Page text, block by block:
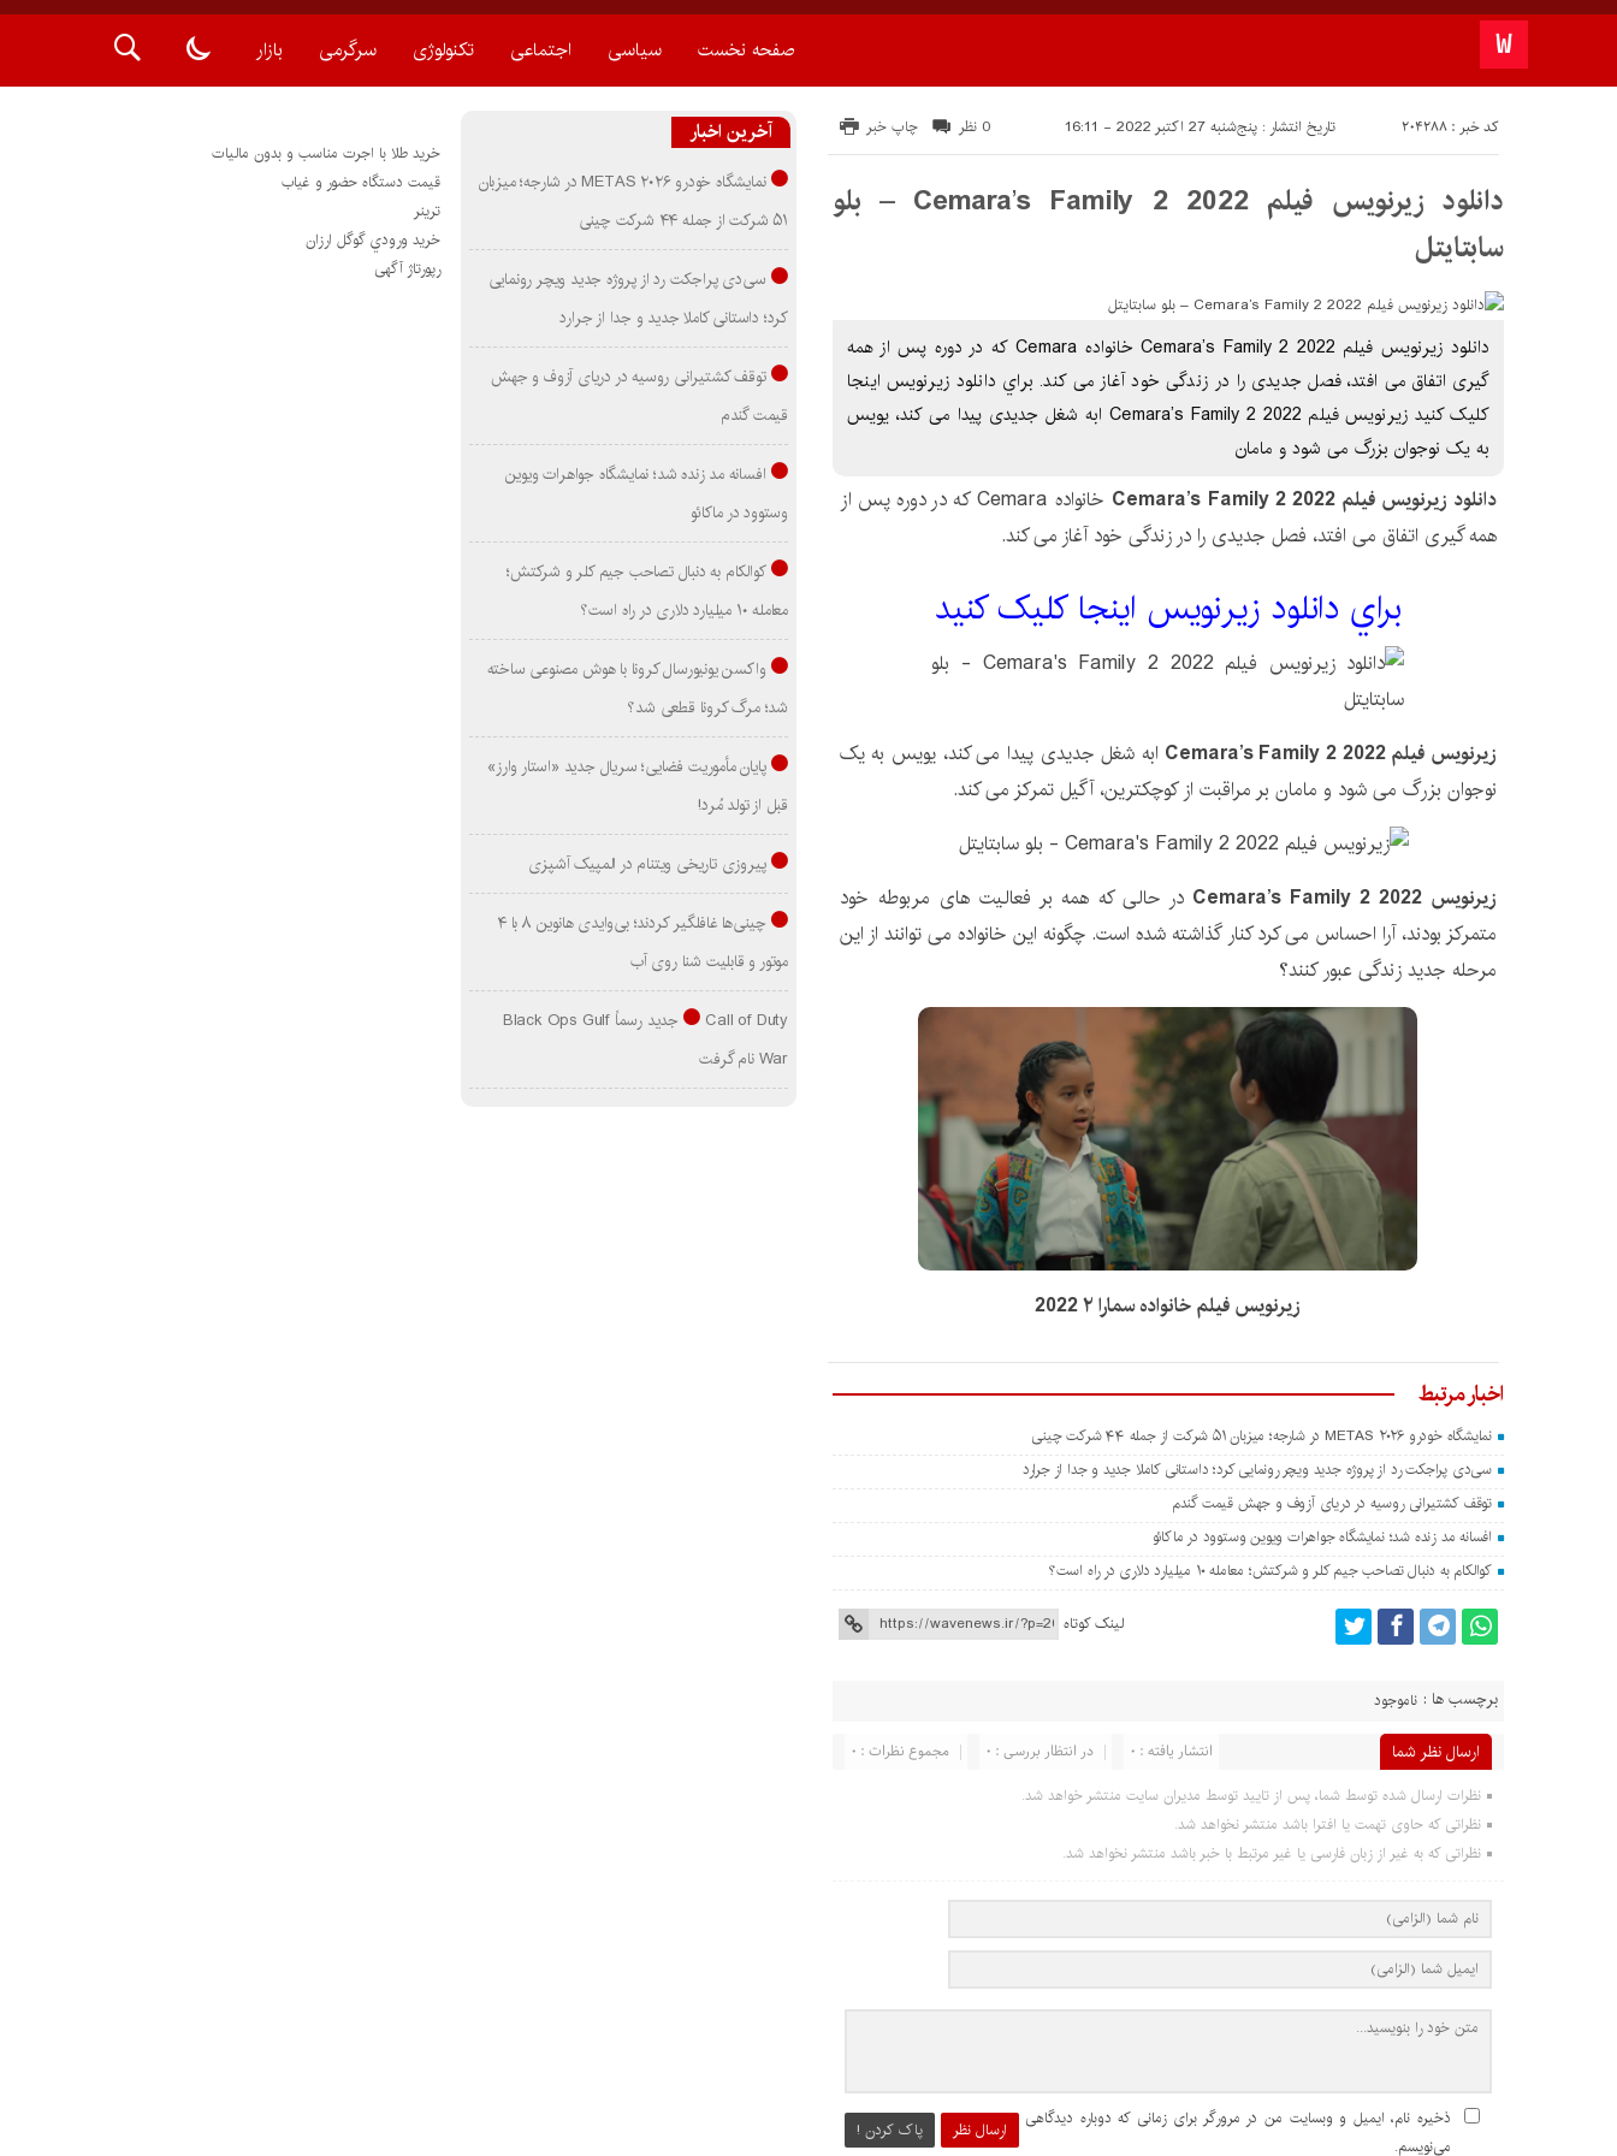
صفحه نخست سیاسی اجتماعی تکنولوژی سرگرمی بازار
تاریخ انتشار : پنج‌شنبه 27 اکتبر 2022 - 16:11 کد خبر : 204288 چاپ خبر 0 نظر
دانلود زیرنویس فیلم Cemara’s Family 2 2022 – بلو
سابتايتل
دانلود زیرنویس فیلم Cemara’s Family 2 2022 خانواده Cemara که در دوره پس از همه
گیری اتفاق می افتد، فصل جدیدی را در زندگی خود آغاز می کند. براي دانلود زيرنويس اينجا
کليک کنيد زیرنویس فیلم Cemara’s Family 2 2022 ابه شغل جدیدی پیدا می کند، یویس
به یک نوجوان بزرگ می شود و مامان
دانلود زیرنویس فیلم Cemara’s Family 2 2022
خانواده Cemara که در دوره پس از
همه گیری اتفاق می افتد، فصل جدیدی را در زندگی خود آغاز می کند.
براي دانلود زيرنويس اينجا کليک کنيد
زیرنویس فیلم Cemara’s Family 2 2022
ابه شغل جدیدی پیدا می کند، یویس به یک
نوجوان بزرگ می شود و مامان بر مراقبت از کوچکترین، آگیل تمرکز می کند.
زیرنویس Cemara’s Family 2 2022
در حالی که همه بر فعالیت های مربوطه خود
متمرکز بودند، آرا احساس می کرد کنار گذاشته شده است. چگونه این خانواده می توانند از این
مرحله جدید زندگی عبور کنند؟
زیرنویس فیلم خانواده سمارا ۲ 2022
اخبار مرتبط
نمایشگاه خودرو METAS ۲۰۲۶ در شارجه؛ میزبان ۵۱ شرکت از جمله ۴۴ شرکت چینی
سی‌دی پراجکت رد از پروژه جدید ویچر رونمایی کرد؛ داستانی کاملا جدید و جدا از جرارد
توقف کشتیرانی روسیه در دریای آزوف و جهش قیمت گندم
افسانه مد زنده شد؛ نمایشگاه جواهرات ویوین وستوود در ماکائو
کوالکام به دنبال تصاحب جیم کلر و شرکتش؛ معامله ۱۰ میلیارد دلاری در راه است؟
لینک کوتاه
برچسب ها : ناموجود
ارسال نظر شما مجموع نظرات : 0 در انتظار بررسی : 0 انتشار یافته : 0
نظرات ارسال شده توسط شما، پس از تایید توسط مدیران سایت منتشر خواهد شد.
نظراتی که حاوی تهمت یا افترا باشد منتشر نخواهد شد.
نظراتی که به غیر از زبان فارسی یا غیر مرتبط با خبر باشد منتشر نخواهد شد.
ارسال نظر پاک کردن !
ذخیره نام، ایمیل و وبسایت من در مرورگر برای زمانی که دوباره دیدگاهی
می‌نویسم.
آخرین اخبار
نمایشگاه خودرو METAS ۲۰۲۶ در شارجه؛ میزبان
۵۱ شرکت از جمله ۴۴ شرکت چینی
سی‌دی پراجکت رد از پروژه جدید ویچر رونمایی
کرد؛ داستانی کاملا جدید و جدا از جرارد
توقف کشتیرانی روسیه در دریای آزوف و جهش
قیمت گندم
افسانه مد زنده شد؛ نمایشگاه جواهرات ویوین
وستوود در ماکائو
کوالکام به دنبال تصاحب جیم کلر و شرکتش؛
معامله ۱۰ میلیارد دلاری در راه است؟
واکسن یونیورسال کرونا با هوش مصنوعی ساخته
شد؛ مرگ کرونا قطعی شد؟
پایان مأموریت فضایی؛ سریال جدید «استار وارز»
قبل از تولد مُرد!
پیروزی تاریخی ویتنام در المپیک آشپزی
چینی‌ها غافلگیر کردند؛ بی‌وایدی هانوین ۸ با ۴
موتور و قابلیت شنا روی آب
Call of Duty جدید رسماً Black Ops Gulf
War نام گرفت
خرید طلا با اجرت مناسب و بدون مالیات
قیمت دستگاه حضور و غیاب
ترينر
خريد ورودي گوگل ارزان
رپورتاژ آگهی